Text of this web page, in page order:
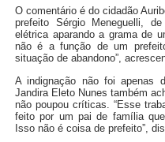
O comentário é do cidadão
prefeito Sérgio Meneguelli,
elétrica aparando a grama de
não é a função de um
situação de abandono”,
A indignação não foi apenas
Jandira Eleto Nunes também
não poupou críticas. “Esse
feito por um pai de família
Isso não é coisa de prefeito”,